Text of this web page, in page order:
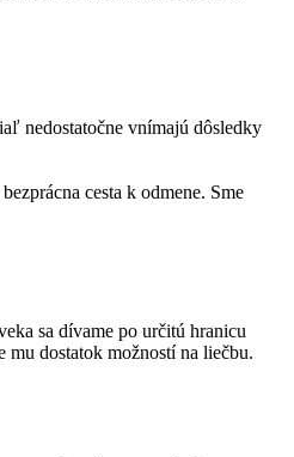
nedostatočne vnímajú dôsledky
cesta k odmene. Sme
sa dívame po určitú hranicu
dostatok možností na liečbu.